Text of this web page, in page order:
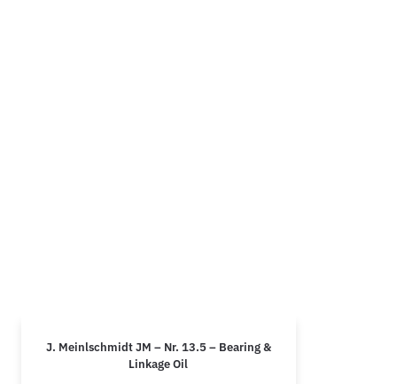
J. Meinlschmidt JM – Nr. 13.5 – Bearing &
Linkage Oil